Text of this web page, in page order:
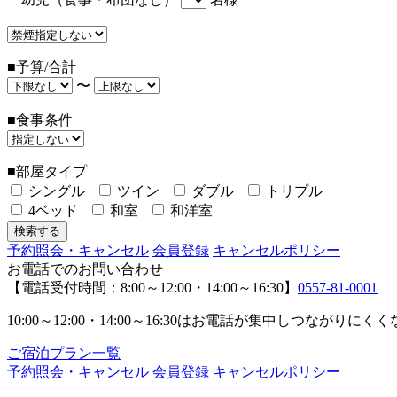
■予算/合計
〜
■食事条件
■部屋タイプ
シングル
ツイン ダブル
トリプル
4ベッド
和室 和洋室
予約照会・キャンセル 会員登録 キャンセルポリシー
お電話でのお問い合わせ
【電話受付時間：8:00～12:00・14:00～16:30】 0557-81-0001
10:00～12:00・14:00～16:30はお電話が集中しつながりに
ご宿泊プラン一覧
予約照会・キャンセル 会員登録 キャンセルポリシー